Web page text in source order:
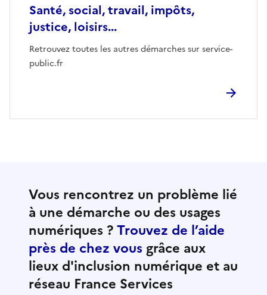
Santé, social, travail, impôts,
justice, loisirs...
Retrouvez toutes les autres démarches sur service-
public.fr
Vous rencontrez un problème lié
à une démarche ou des usages
numériques ?Trouvez de l’aide
près de chez vous grâce aux
lieux d'inclusion numérique et au
réseau France Services